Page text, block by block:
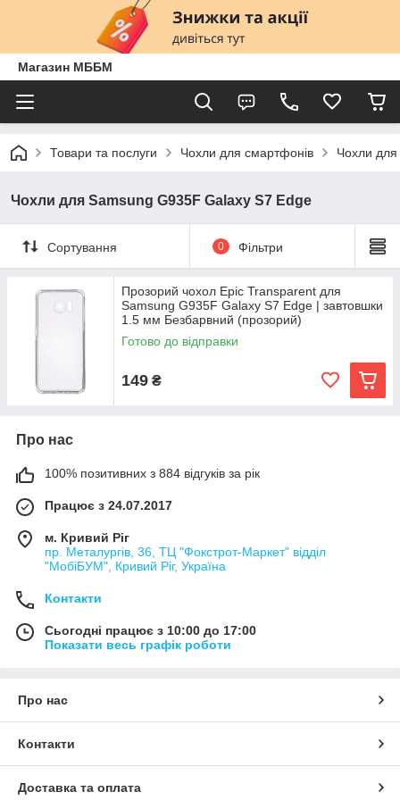
Магазин МББМ
Товари та послуги Чохли для смартфонів Чохли
Чохли для Samsung G935F Galaxy S7 Edge
Сортування 0 Фільтри
Прозорий чохол Epic Transparent для
Samsung G935F Galaxy S7 Edge | завтовшки
1.5 мм Безбарвний (прозорий)
Готово до відправки
149 ₴
Про нас
100% позитивних з 884 відгуків за рік
Працює з 24.07.2017
м. Кривий Ріг
пр. Металургів, 36, ТЦ "Фокстрот-Маркет" відділ
"МобіБУМ", Кривий Ріг, Україна
Контакти
Сьогодні працює з 10:00 до 17:00
Показати весь графік роботи
Про нас
Контакти
Доставка та оплата